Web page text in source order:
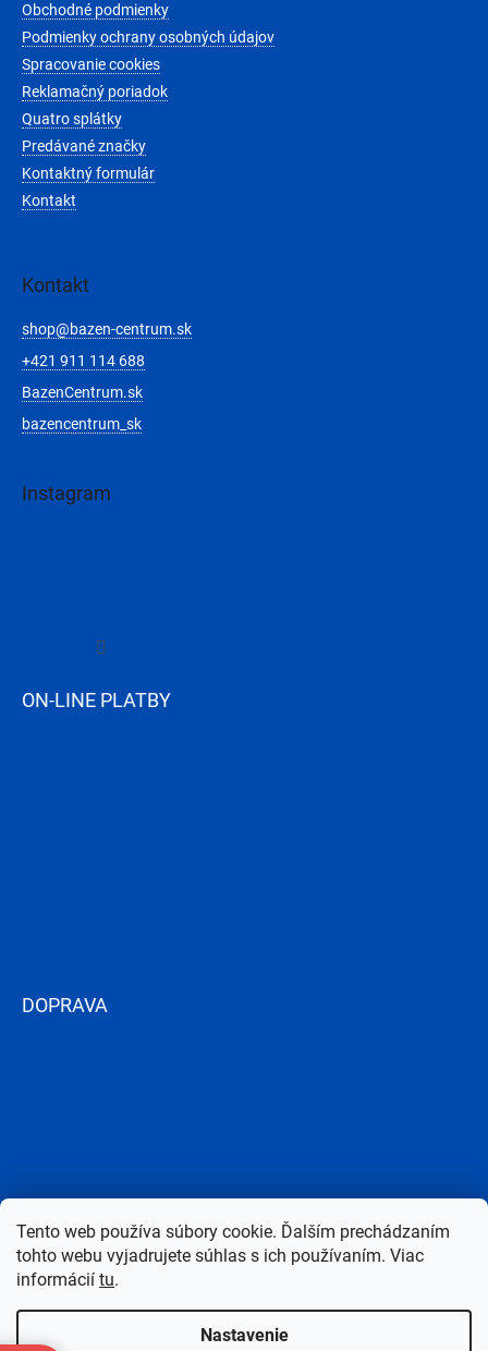
Tento web používa súbory cookie. Ďalším prechádzaním
tohto webu vyjadrujete súhlas s ich používaním. Viac
informácií tu.
Nastavenie
Obchodné podmienky
Podmienky ochrany osobných údajov
Spracovanie cookies
Reklamačný poriadok
Quatro splátky
Predávané značky
Kontaktný formulár
Kontakt
Kontakt
shop@bazen-centrum.sk
+421 911 114 688
BazenCentrum.sk
bazencentrum_sk
Instagram
ON-LINE PLATBY
DOPRAVA